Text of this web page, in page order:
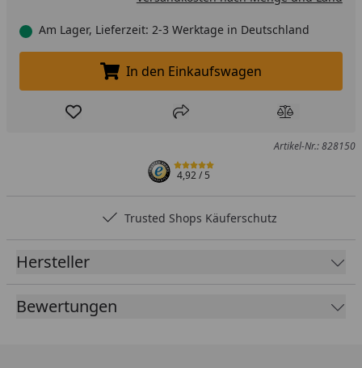
Am Lager, Lieferzeit: 2-3 Werktage in Deutschland
In den Einkaufswagen legen
In den Einkaufswagen
Produkt zur Wunschliste hinzufügen
Teilen Produkt
Artikel-Nr.: 828150
4,92/ 5
Trusted Shops Käuferschutz
Hersteller
Bewertungen